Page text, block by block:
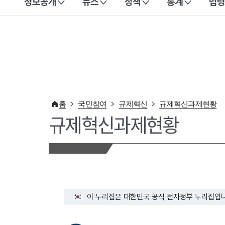
이 누리집은 대한민국 공식 전자정부 누리집입니다.
홈 국민참여 규제혁신 규제혁신과제현황
규제혁신과제현황